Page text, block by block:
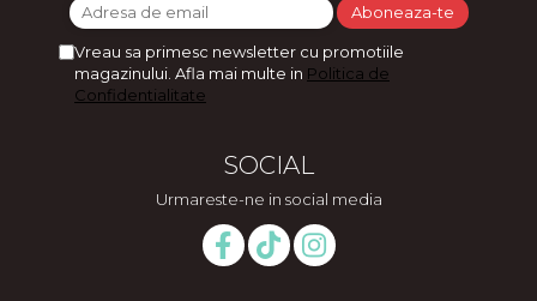
Vreau sa primesc newsletter cu promotiile
magazinului. Afla mai multe in Politica de
Confidentialitate
SOCIAL
Urmareste-ne in social media